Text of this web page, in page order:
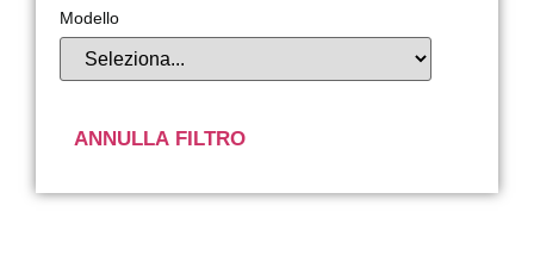
Modello
ANNULLA FILTRO